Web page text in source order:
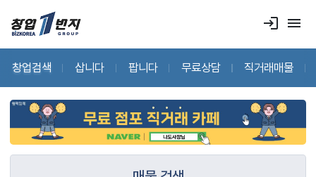
login menu
창업검색 삽니다 팝니다 무료상담 직거래매물